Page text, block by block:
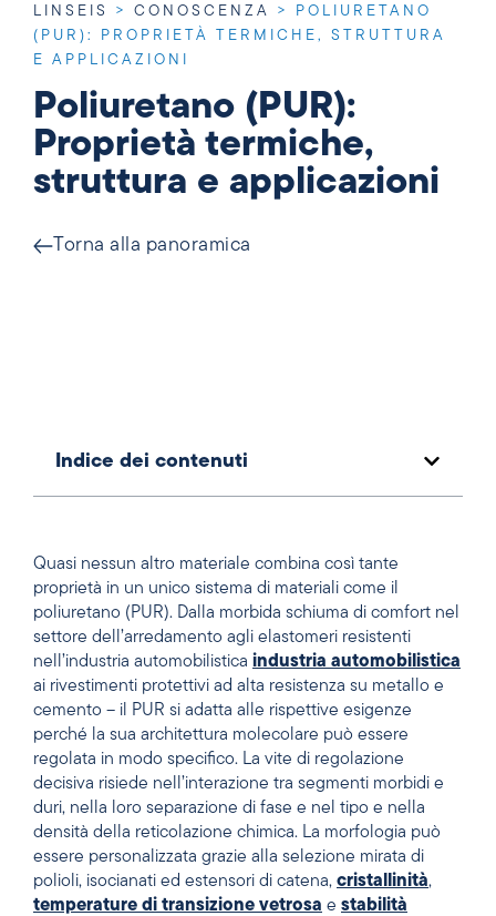
LINSEIS > CONOSCENZA > POLIURETANO
(PUR): PROPRIETÀ TERMICHE, STRUTTURA
E APPLICAZIONI
Poliuretano (PUR):
Proprietà termiche,
struttura e applicazioni
Torna alla panoramica
Indice dei contenuti
Quasi nessun altro materiale combina così tante
proprietà in un unico sistema di materiali come il
poliuretano (PUR). Dalla morbida schiuma di comfort nel
settore dell’arredamento agli elastomeri resistenti
nell’industria automobilistica industria automobilistica
ai rivestimenti protettivi ad alta resistenza su metallo e
cemento – il PUR si adatta alle rispettive esigenze
perché la sua architettura molecolare può essere
regolata in modo specifico. La vite di regolazione
decisiva risiede nell’interazione tra segmenti morbidi e
duri, nella loro separazione di fase e nel tipo e nella
densità della reticolazione chimica. La morfologia può
essere personalizzata grazie alla selezione mirata di
polioli, isocianati ed estensori di catena, cristallinità,
temperature di transizione vetrosa e stabilità